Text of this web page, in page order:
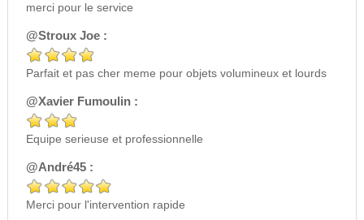
merci pour le service
@Stroux Joe :
Parfait et pas cher meme pour objets volumineux et lourds
@Xavier Fumoulin :
Equipe serieuse et professionnelle
@André45 :
Merci pour l'intervention rapide